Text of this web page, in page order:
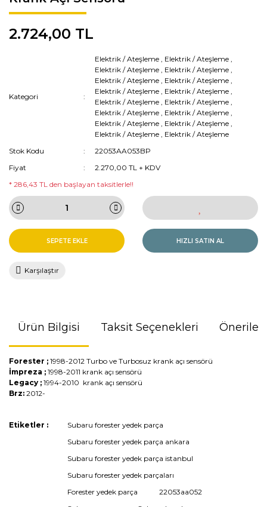
2.724,00 TL
Kategori
Elektrik / Ateşleme , Elektrik / Ateşleme ,
Elektrik / Ateşleme , Elektrik / Ateşleme ,
Elektrik / Ateşleme , Elektrik / Ateşleme ,
Elektrik / Ateşleme , Elektrik / Ateşleme ,
Elektrik / Ateşleme , Elektrik / Ateşleme ,
Elektrik / Ateşleme , Elektrik / Ateşleme ,
Elektrik / Ateşleme , Elektrik / Ateşleme ,
Elektrik / Ateşleme , Elektrik / Ateşleme
Stok Kodu
22053AA053BP
Fiyat
2.270,00 TL + KDV
* 286,43 TL den başlayan taksitlerle!!
SEPETE EKLE HIZLI SATIN AL
Karşılaştır
Ürün Bilgisi Taksit Seçenekleri
Forester ; 1998-2012 Turbo ve Turbosuz krank açı sensörü
İmpreza ; 1998-2011 krank açı sensörü
Legacy ; 1994-2010 krank açı sensörü
Brz: 2012-
Bu ürünün fiyat bilgisi, resim, ürün açıklamalarında ve diğer
kullanarak tarafımıza iletebilirsiniz.
Görüş ve önerileriniz için teşekkür ederiz.
Etiketler :
Subaru forester yedek parça
Subaru forester yedek parça ankara
Subaru forester yedek parça istanbul
Subaru forester yedek parçaları
Forester yedek parça
22053aa052